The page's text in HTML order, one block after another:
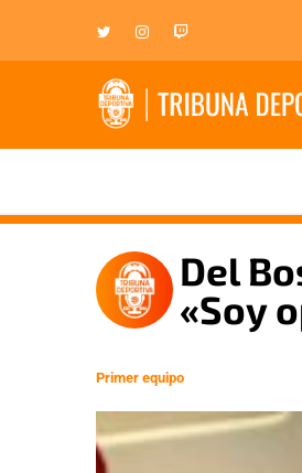
Del
«Soy
Primer equipo